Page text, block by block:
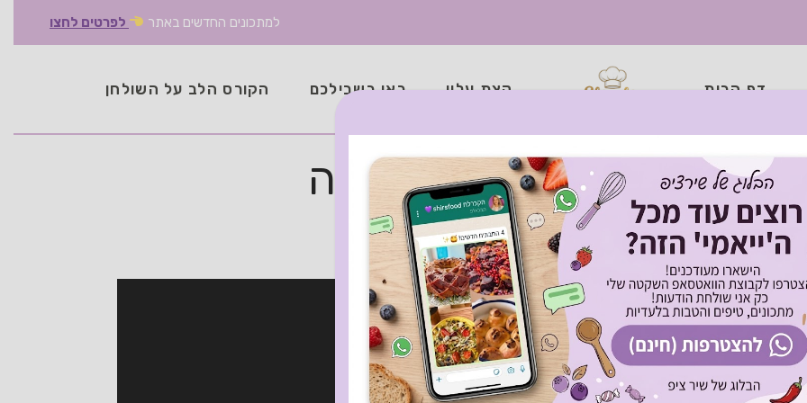
למתכונים החדשים באתר לפרטים לחצו
דף הבית קצת עליי כאן בשבילכם הקורס הלב על השולחן
מגולגלות ממולאות בנוטלה